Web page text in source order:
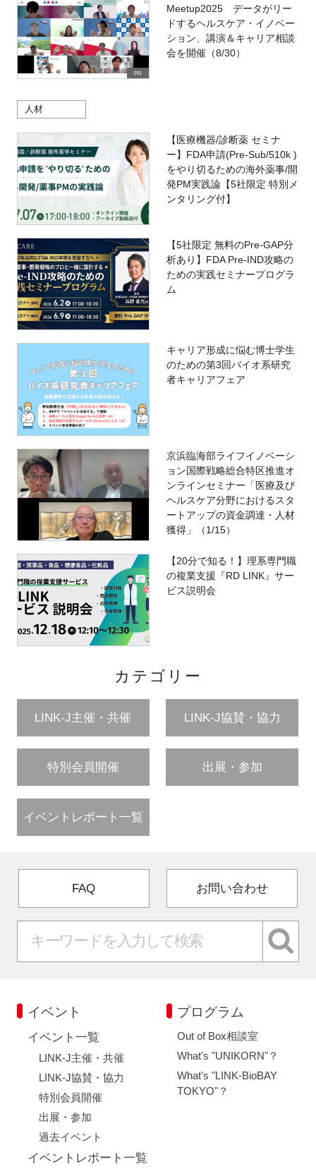
PR
Meetup2025 データがリー
ドするヘルスケア・イノベー
ション、講演＆キャリア相談
会を開催（8/30）
人材
【医療機器/診断薬 セミナ
ー】FDA申請(Pre-Sub/510k )
をやり切るための海外薬事/開
発PM実践論【5社限定 特別メ
ンタリング付】
【5社限定 無料のPre-GAP分
析あり】FDA Pre-IND攻略の
ための実践セミナープログラ
ム
キャリア形成に悩む博士学生
のための第3回バイオ系研究
者キャリアフェア
京浜臨海部ライフイノベーシ
ョン国際戦略総合特区推進オ
ンラインセミナー「医療及び
ヘルスケア分野におけるスタ
ートアップの資金調達・人材
獲得」（1/15）
【20分で知る！】理系専門職
の複業支援『RD LINK』サー
ビス説明会
カテゴリー
LINK-J主催・共催 LINK-J協賛・協力
特別会員開催 出展・参加
イベントレポート一覧
FAQ お問い合わせ
イベント
イベント一覧
LINK-J主催・共催
LINK-J協賛・協力
特別会員開催
出展・参加
過去イベント
イベントレポート一覧
プログラム
Out of Box相談室
What's "UNIKORN"？
What's "LINK-BioBAY
TOKYO"？